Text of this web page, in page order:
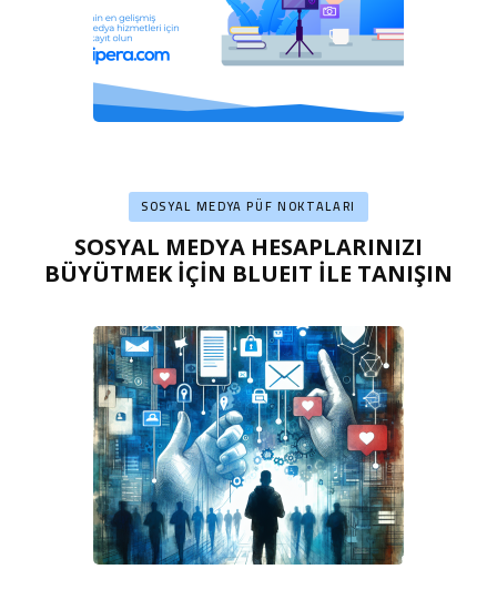
SOSYAL MEDYA PÜF NOKTALARI
SOSYAL MEDYA HESAPLARINIZI
BÜYÜTMEK İÇİN BLUEIT İLE TANIŞIN